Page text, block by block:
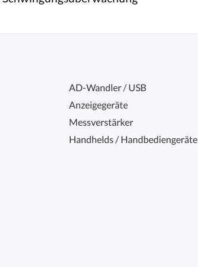
AD-Wandler / USB
Anzeigegeräte
Messverstärker
Handhelds / Handbediengeräte